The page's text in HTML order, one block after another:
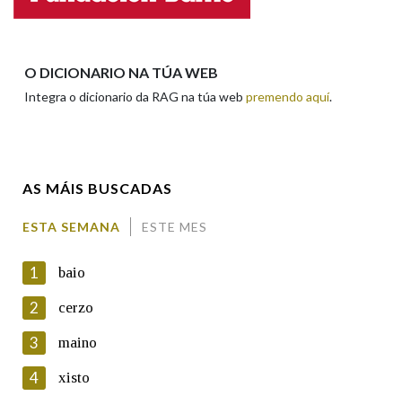
En cumprimento da normativa vixente en materia de
Protección de Datos de Carácter Persoal, a Real Academia
Galega informa a aqueles usuarios que faciliten o seu correo
O DICIONARIO NA TÚA WEB
Integra o dicionario da RAG na túa web premendo aquí.
AS MÁIS BUSCADAS
ESTA SEMANA ESTE MES
1 baio
2 cerzo
3 maino
4 xisto